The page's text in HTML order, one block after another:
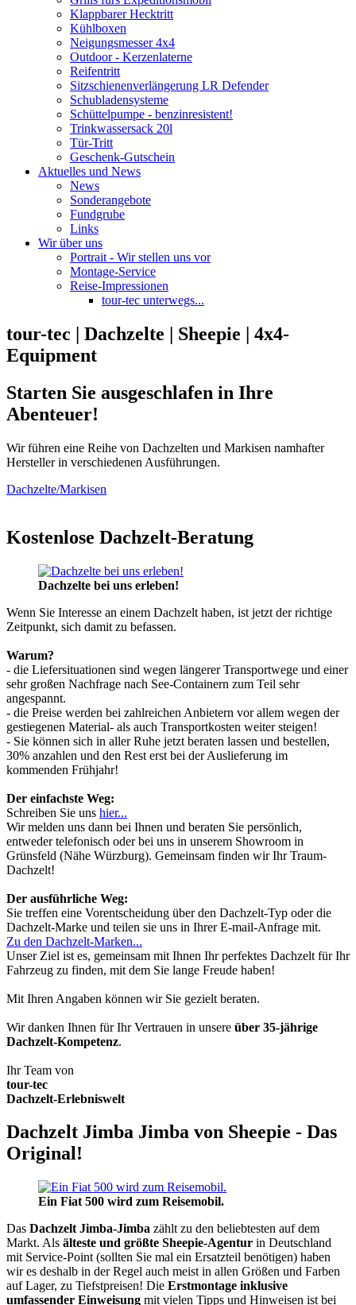
Klappbarer Hecktritt
Kühlboxen
Neigungsmesser 4x4
Outdoor - Kerzenlaterne
Reifentritt
Sitzschienenverlängerung LR Defender
Schubladensysteme
Schüttelpumpe - benzinresistent!
Trinkwassersack 20l
Tür-Tritt
Geschenk-Gutschein
Aktuelles und News
News
Sonderangebote
Fundgrube
Links
Wir über uns
Portrait - Wir stellen uns vor
Montage-Service
Reise-Impressionen
tour-tec unterwegs...
tour-tec | Dachzelte | Sheepie | 4x4-
Equipment
Starten Sie ausgeschlafen in Ihre
Abenteuer!
Wir führen eine Reihe von Dachzelten und Markisen namhafter
Hersteller in verschiedenen Ausführungen.
Dachzelte/Markisen
Kostenlose Dachzelt-Beratung
Dachzelte bei uns erleben!
Wenn Sie Interesse an einem Dachzelt haben, ist jetzt der richtige
Zeitpunkt, sich damit zu befassen.
Warum?
- die Liefersituationen sind wegen längerer Transportwege und einer
sehr großen Nachfrage nach See-Containern zum Teil sehr
angespannt.
- die Preise werden bei zahlreichen Anbietern vor allem wegen der
gestiegenen Material- als auch Transportkosten weiter steigen!
- Sie können sich in aller Ruhe jetzt beraten lassen und bestellen,
30% anzahlen und den Rest erst bei der Auslieferung im
kommenden Frühjahr!
Der einfachste Weg:
Schreiben Sie uns hier...
Wir melden uns dann bei Ihnen und beraten Sie persönlich,
entweder telefonisch oder bei uns in unserem Showroom in
Grünsfeld (Nähe Würzburg). Gemeinsam finden wir Ihr Traum-
Dachzelt!
Der ausführliche Weg:
Sie treffen eine Vorentscheidung über den Dachzelt-Typ oder die
Dachzelt-Marke und teilen sie uns in Ihrer E-mail-Anfrage mit.
Zu den Dachzelt-Marken...
Unser Ziel ist es, gemeinsam mit Ihnen Ihr perfektes Dachzelt für Ihr
Fahrzeug zu finden, mit dem Sie lange Freude haben!
Mit Ihren Angaben können wir Sie gezielt beraten.
Wir danken Ihnen für Ihr Vertrauen in unsere über 35-jährige
Dachzelt-Kompetenz.
Ihr Team von
tour-tec
Dachzelt-Erlebniswelt
Dachzelt Jimba Jimba von Sheepie - Das
Original!
Ein Fiat 500 wird zum Reisemobil.
Das Dachzelt Jimba-Jimba zählt zu den beliebtesten auf dem
Markt. Als älteste und größte Sheepie-Agentur in Deutschland
mit Service-Point (sollten Sie mal ein Ersatzteil benötigen) haben
wir es deshalb in der Regel auch meist in allen Größen und Farben
auf Lager, zu Tiefstpreisen! Die Erstmontage inklusive
umfassender Einweisung mit vielen Tipps und Hinweisen ist bei